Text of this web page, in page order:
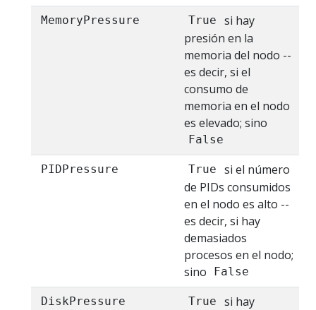
MemoryPressure True
si hay
presión en la
memoria del nodo --
es decir, si el
consumo de
memoria en el nodo
es elevado; sino
False
PIDPressure True
si el número
de PIDs consumidos
en el nodo es alto --
es decir, si hay
demasiados
procesos en el nodo;
sino
False
DiskPressure True
si hay